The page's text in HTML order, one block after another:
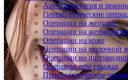
Анестезиология и
Гинекологические
Операции на желудке
Операции на желчном
Операции на коже
Операции на молочной
Операции на
Операции при грыжах
Проктологические